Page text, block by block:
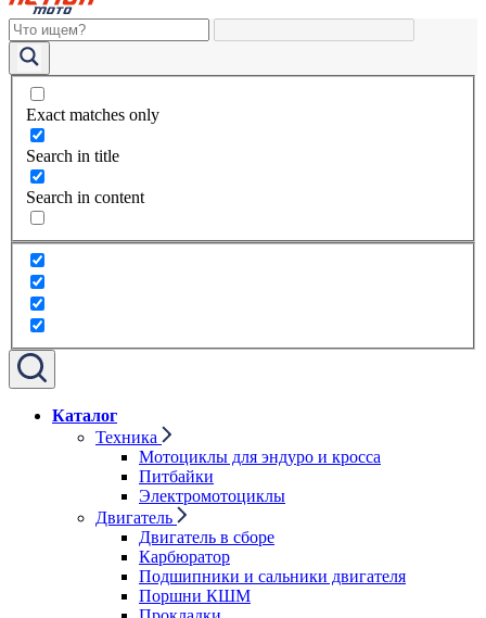
Exact matches only
Search in title
Search in content
Каталог
Техника
Мотоциклы для эндуро и кросса
Питбайки
Электромотоциклы
Двигатель
Двигатель в сборе
Карбюратор
Подшипники и сальники двигателя
Поршни КШМ